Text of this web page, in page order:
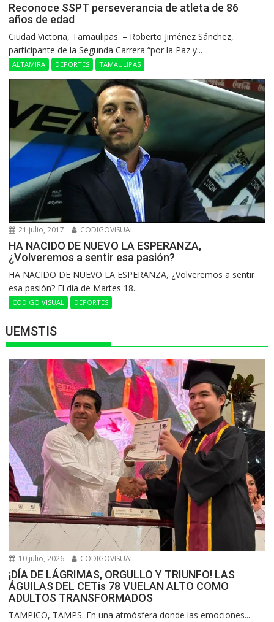
Reconoce SSPT perseverancia de atleta de 86
años de edad
Ciudad Victoria, Tamaulipas. – Roberto Jiménez Sánchez,
participante de la Segunda Carrera “por la Paz y...
ALTAMIRA DEPORTES TAMAULIPAS
21 julio, 2017 CODIGOVISUAL
HA NACIDO DE NUEVO LA ESPERANZA,
¿Volveremos a sentir esa pasión?
HA NACIDO DE NUEVO LA ESPERANZA, ¿Volveremos a sentir
esa pasión? El día de Martes 18...
CÓDIGO VISUAL DEPORTES
UEMSTIS
10 julio, 2026 CODIGOVISUAL
¡DÍA DE LÁGRIMAS, ORGULLO Y TRIUNFO! LAS
ÁGUILAS DEL CETis 78 VUELAN ALTO COMO
ADULTOS TRANSFORMADOS
​TAMPICO, TAMPS. En una atmósfera donde las emociones...